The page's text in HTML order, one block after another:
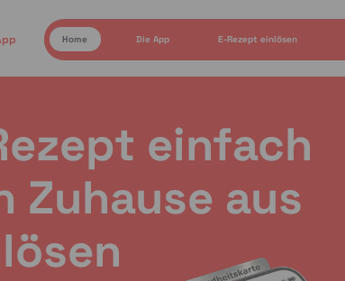
Home Die App E-Rezept einlösen
einfach
Zuhause aus